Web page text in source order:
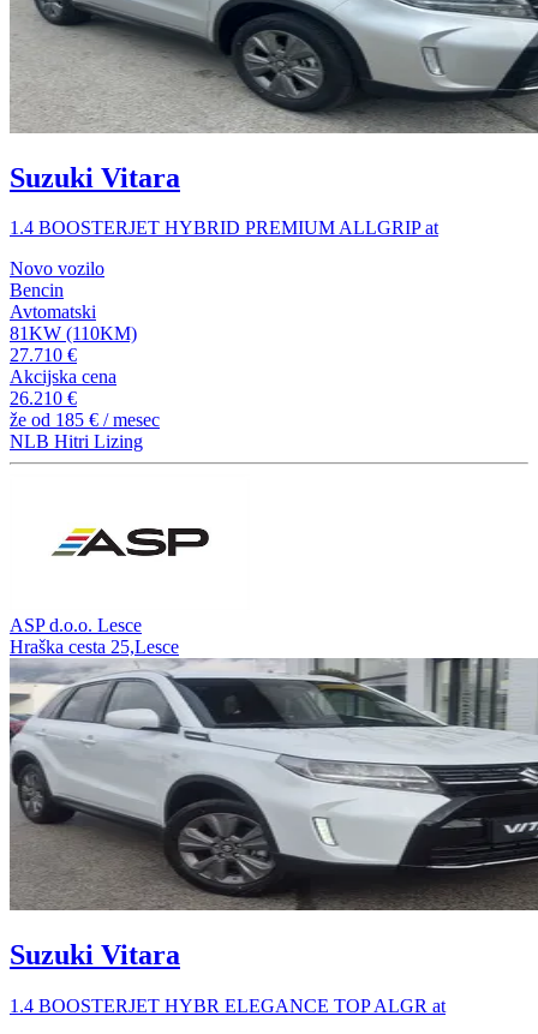
Suzuki Vitara
1.4 BOOSTERJET HYBRID PREMIUM ALLGRIP at
Novo vozilo
Bencin
Avtomatski
81KW (110KM)
27.710 €
Akcijska cena
26.210 €
že od 185 € / mesec
NLB Hitri Lizing
ASP d.o.o. Lesce
Hraška cesta 25,Lesce
Suzuki Vitara
1.4 BOOSTERJET HYBR ELEGANCE TOP ALGR at